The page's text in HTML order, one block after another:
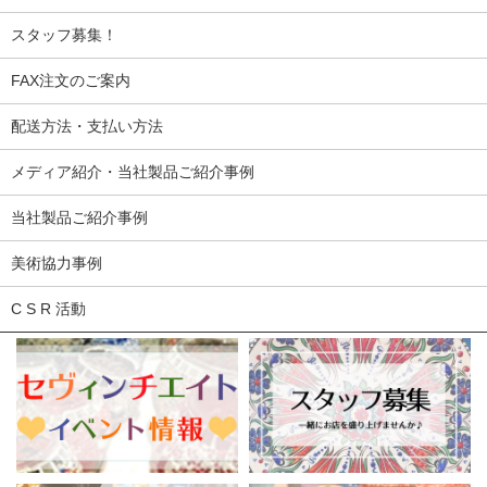
スタッフ募集！
FAX注文のご案内
配送方法・支払い方法
メディア紹介・当社製品ご紹介事例
当社製品ご紹介事例
美術協力事例
C S R 活動